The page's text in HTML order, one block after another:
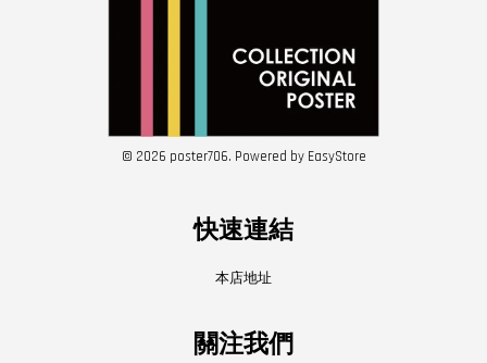
© 2026 poster706. Powered by EasyStore
快速連結
本店地址
關注我們